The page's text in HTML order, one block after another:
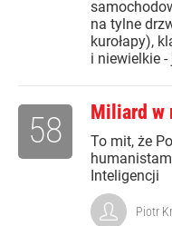
na tylne
kurołapy),
i niewielkie
Miliard w
To mit, że
Inteligencji
58
Piotr